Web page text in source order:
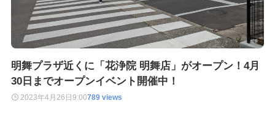
明舞プラザ近くに「花浄院 明舞店」がオープン！4月
30日までオープンイベント開催中！
2023年4月26日9:00789 views